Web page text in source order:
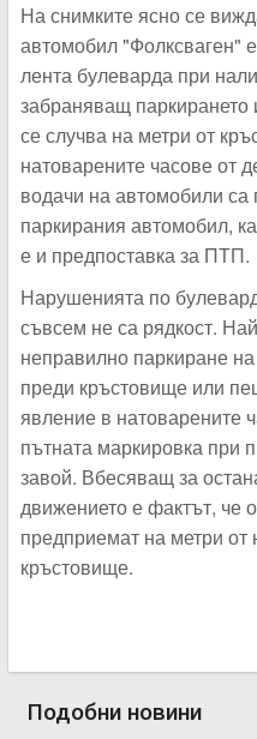
На снимките ясно се
автомобил "Фолксваген"
лента булеварда при
забраняващ
се случва на метри от
натоварените часове от
водачи на автомобили са
паркирания автомобил,
е и предпоставка за ПТП.
Нарушенията по
съвсем не са рядкост.
неправилно паркиране
преди кръстовище или
явление в натоварените
пътната маркировка при
завой. Вбесяващ за
движението е фактът, че
предприемат на метри от
кръстовище.
Подобни новини